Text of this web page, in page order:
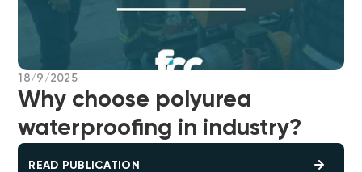
18/9/2025
Why choose polyurea
waterproofing in industry?
READ PUBLICATION